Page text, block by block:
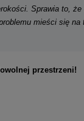
Sprawia to, że
mieści się
przestrzeni!